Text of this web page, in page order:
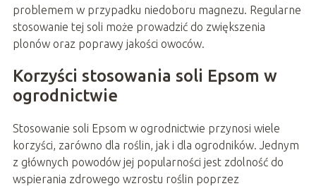
problemem w przypadku niedoboru magnezu. Regularne
stosowanie tej soli może prowadzić do zwiększenia
plonów oraz poprawy jakości owoców.
Korzyści stosowania soli Epsom w
ogrodnictwie
Stosowanie soli Epsom w ogrodnictwie przynosi wiele
korzyści, zarówno dla roślin, jak i dla ogrodników. Jednym
z głównych powodów jej popularności jest zdolność do
wspierania zdrowego wzrostu roślin poprzez